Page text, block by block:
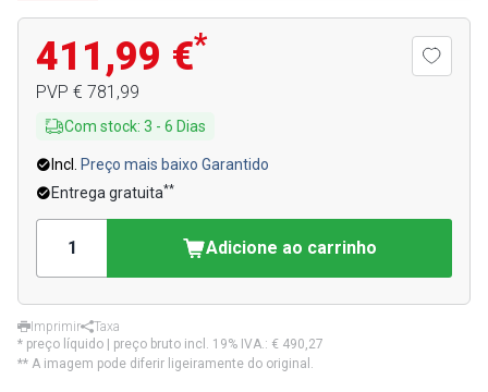
411,99 €*
PVP € 781,99
Com stock: 3 - 6 Dias
Incl.
Preço mais baixo Garantido
Entrega gratuita**
Adicione ao carrinho
Imprimir
Taxa
* preço líquido | preço bruto incl. 19% IVA.: € 490,27
** A imagem pode diferir ligeiramente do original.